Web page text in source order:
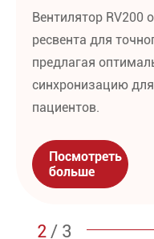
Вентилятор RV200
ресвента для
предлагая
синхронизацию
пациентов.
Посмотреть
больше
2 / 3